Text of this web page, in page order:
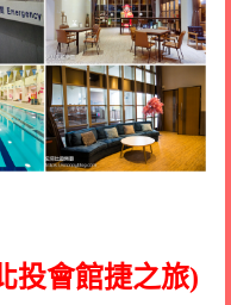
投會館捷之旅)